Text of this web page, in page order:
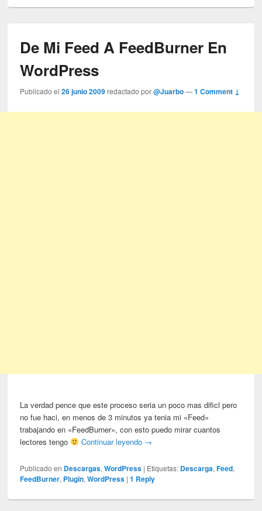
De Mi Feed A FeedBurner En
WordPress
Publicado el26 junio 2009 redactado por@Juarbo —1 Comment ↓
La verdad pence que este proceso seria un poco mas dificl pero
no fue haci, en menos de 3 minutos ya tenia mi «Feed»
trabajando en «FeedBurner», con esto puedo mirar cuantos
lectores tengo
Continuar leyendo →
Publicado en Descargas,WordPress | Etiquetas: Descarga,Feed,
FeedBurner, Plugin,WordPress |1 Reply